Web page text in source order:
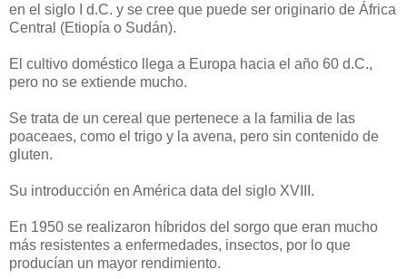
en el siglo I d.C. y se cree que puede ser originario de África
Central (Etiopía o Sudán).
El cultivo doméstico llega a Europa hacia el año 60 d.C.,
pero no se extiende mucho.
Se trata de un cereal que pertenece a la familia de las
poaceaes, como el trigo y la avena, pero sin contenido de
gluten.
Su introducción en América data del siglo XVIII.
En 1950 se realizaron híbridos del sorgo que eran mucho
más resistentes a enfermedades, insectos, por lo que
producían un mayor rendimiento.